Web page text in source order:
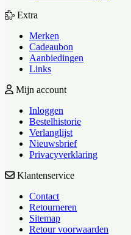
Extra
Merken
Cadeaubon
Aanbiedingen
Links
Mijn account
Inloggen
Bestelhistorie
Verlanglijst
Nieuwsbrief
Privacyverklaring
Klantenservice
Contact
Retourneren
Sitemap
Retour voorwaarden